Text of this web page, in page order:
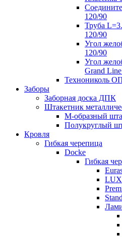
120/90
Труба
120/90
Угол
120/90
Угол
Grand
Технониколь
Заборы
Заборная доска ДПК
Штакетник
М-образный
Полукруглый
Кровля
Гибкая черепица
Docke
Гибкая